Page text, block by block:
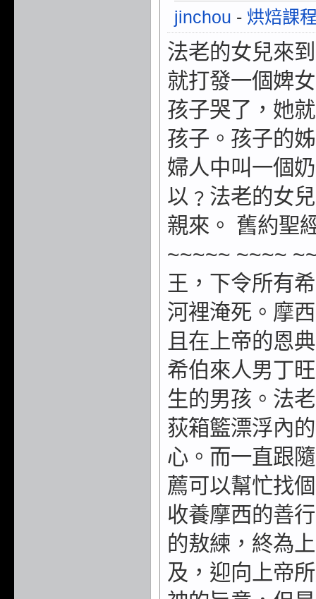
jinchou - 烘焙課
法老的女兒來
就打發一個婢
孩子哭了，她
孩子。孩子的
婦人中叫一個
以﹖法老的女
親來。 舊約聖
~~~~~ ~~~~
王，下令所有
河裡淹死。摩
且在上帝的恩
希伯來人男丁
生的男孩。法
荻箱籃漂浮內
心。而一直跟
薦可以幫忙找
收養摩西的善
的敖練，終為
及，迎向上帝